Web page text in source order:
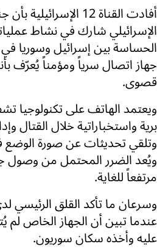
أفادت القناة 12
الإسرائيلي شارك في نشاط
الحساسة بين إسرائيل وسوريا
جهاز اتصال سرياً ومؤمناً يُعرّف
قصوى.
ويعتمد الهاتف على تكنولوجيا
برية واستخباراتية خلال القتال
وتلقي تحديثات عن صورة
ويُعد الضرر المحتمل من وصول
مرتفعاً للغاية.
وسرعان ما تأكد القلق الرئيسي
عندما تبين أن الجهاز الخاص لم
عليه وأخذه سكان سوريون.